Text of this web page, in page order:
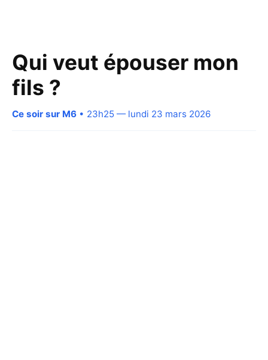
Qui veut épouser mon
fils ?
Ce soir sur M6 • 23h25 — lundi 23 mars 2026